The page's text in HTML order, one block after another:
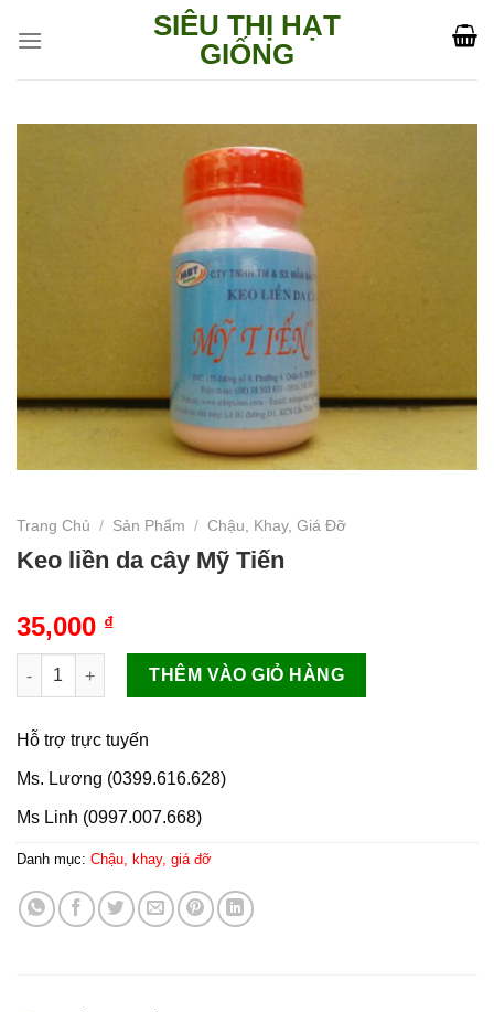
SIÊU THỊ HẠT
GIỐNG
Trang Chủ / Sản Phẩm / Chậu, Khay, Giá Đỡ
Keo liền da cây Mỹ Tiến
35,000 ₫
Keo liền da cây Mỹ Tiến số lượng
THÊM VÀO GIỎ HÀNG
Hỗ trợ trực tuyến
Ms. Lương (0399.616.628)
Ms Linh (0997.007.668)
Danh mục: Chậu, khay, giá đỡ